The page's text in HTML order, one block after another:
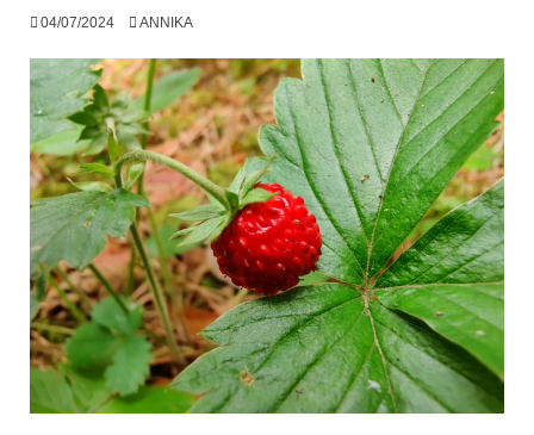
04/07/2024 ANNIKA